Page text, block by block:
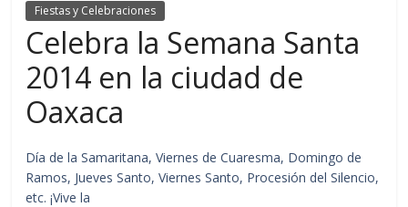
Fiestas y Celebraciones
Celebra la Semana Santa
2014 en la ciudad de
Oaxaca
Día de la Samaritana, Viernes de Cuaresma, Domingo de
Ramos, Jueves Santo, Viernes Santo, Procesión del Silencio,
etc. ¡Vive la